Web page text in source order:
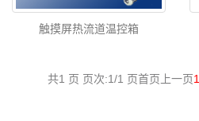
触摸屏热流道温控箱
共1 页 页次:1/1 页首页 上一页1